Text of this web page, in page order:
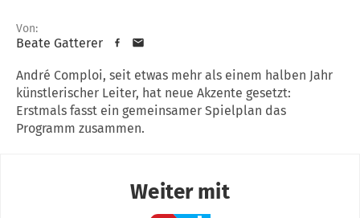
Von:
Beate Gatterer
André Comploi, seit etwas mehr als einem halben Jahr
künstlerischer Leiter, hat neue Akzente gesetzt:
Erstmals fasst ein gemeinsamer Spielplan das
Programm zusammen.